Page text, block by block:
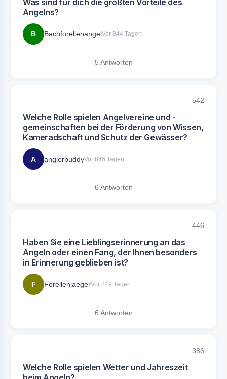
Was sind für dich die größten Vorteile des
Angelns?
B BachforellenangelVor 844 Tagen
5 Antworten
542
Welche Rolle spielen Angelvereine und -
gemeinschaften bei der Förderung von Wissen,
Kameradschaft und Schutz der Gewässer?
A anglerbuddyVor 846 Tagen
6 Antworten
446
Haben Sie eine Lieblingserinnerung an das
Angeln oder einen Fang, der Ihnen besonders
in Erinnerung geblieben ist?
F ForellenjaegerVor 849 Tagen
6 Antworten
386
Welche Rolle spielen Wetter und Jahreszeit